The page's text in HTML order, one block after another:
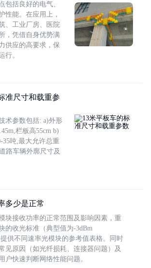
包括良好的电气、
性能。在应用上，
、工业厂房、医院
，凭借自身优势满
供应的高要求，保
行。
准尺寸和载重参
术参数包括: a)外形
栏板高55cm b)
35吨,最大允许总重
路车辆外廓尺寸及
多少是正常
块接收功率的正常范围及影响因素，重
的收光标准（典型值为-3dBm
供不同速率光模块的参考值表格。同时
见原因（如光纤损耗、连接器问题）及
户快速判断网络性能问题。